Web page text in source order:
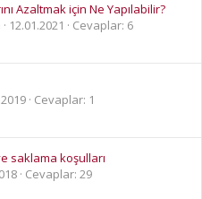
Azaltmak için Ne Yapılabilir?
12.01.2021
Cevaplar: 6
Cevaplar: 1
saklama koşulları
Cevaplar: 29